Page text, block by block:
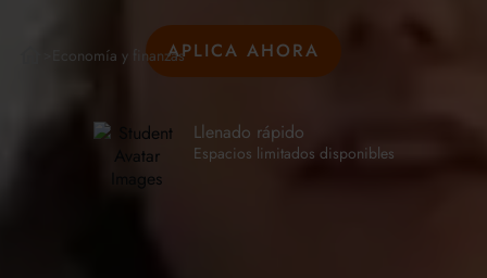
APLICA AHORA
Llenado rápido
Espacios limitados disponibles
Economía y finanzas